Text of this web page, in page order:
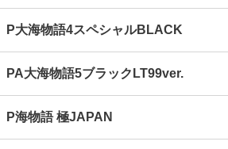
P大海物語4スペシャルBLACK
PA大海物語5ブラックLT99ver.
P海物語 極JAPAN